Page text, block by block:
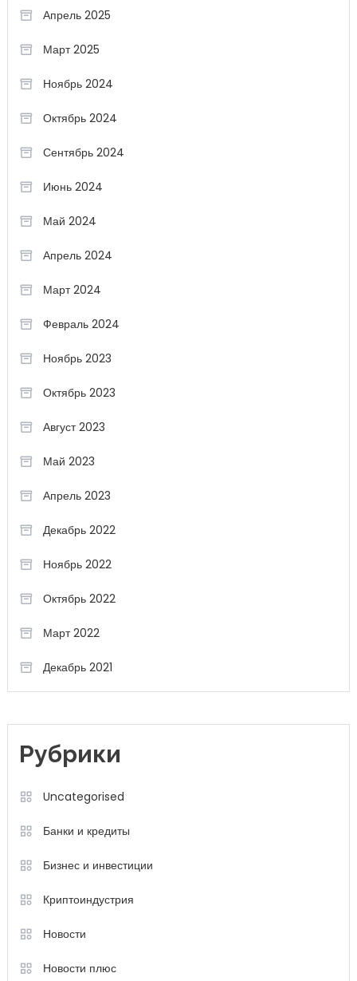
Апрель 2025
Март 2025
Ноябрь 2024
Октябрь 2024
Сентябрь 2024
Июнь 2024
Май 2024
Апрель 2024
Март 2024
Февраль 2024
Ноябрь 2023
Октябрь 2023
Август 2023
Май 2023
Апрель 2023
Декабрь 2022
Ноябрь 2022
Октябрь 2022
Март 2022
Декабрь 2021
Рубрики
Uncategorised
Банки и кредиты
Бизнес и инвестиции
Криптоиндустрия
Новости
Новости плюс